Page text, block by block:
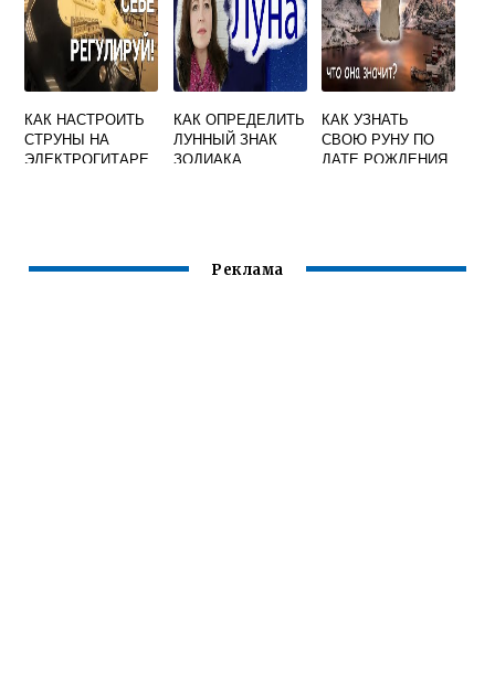
КАК НАСТРОИТЬ
СТРУНЫ НА
ЭЛЕКТРОГИТАРЕ
КАК ОПРЕДЕЛИТЬ
ЛУННЫЙ ЗНАК
ЗОДИАКА
КАК УЗНАТЬ
СВОЮ РУНУ ПО
ДАТЕ РОЖДЕНИЯ
Реклама